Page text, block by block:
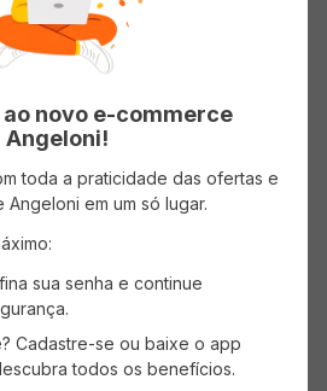
uma avaliação.
Todos
novo e-commerce
Angeloni!
toda a praticidade das ofertas e
em um só lugar.
sua senha e continue
Cadastre-se ou baixe o app
todos os benefícios.